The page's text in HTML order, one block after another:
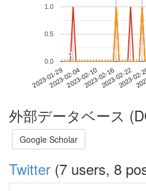
2023-01-292023-02-042023-02-102023-02-162023-02-22
2023-
0.0
0.5
1.0
**
外部データベース
Google Scholar
Twitter (7 users, 8